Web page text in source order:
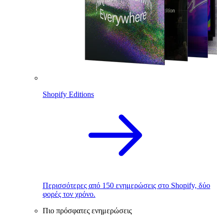
Shopify Editions
Περισσότερες από 150 ενημερώσεις στο Shopify, δύο
φορές τον χρόνο.
Πιο πρόσφατες ενημερώσεις